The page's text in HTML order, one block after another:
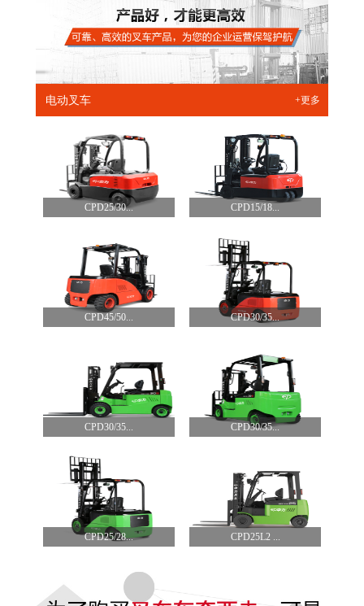
电动叉车 +更多
CPD25/30... CPD15/18...
CPD45/50... CPD30/35...
CPD30/35... CPD30/35...
CPD25/28... CPD25L2 ...